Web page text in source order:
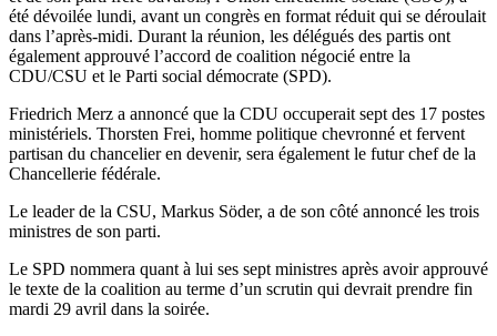
été dévoilée lundi, avant un congrès en format réduit qui se déroulait
dans l’après-midi. Durant la réunion, les délégués des partis ont
également approuvé l’accord de coalition négocié entre la
CDU/CSU et le Parti social démocrate (SPD).
Friedrich Merz a annoncé que la CDU occuperait sept des 17 postes
ministériels. Thorsten Frei, homme politique chevronné et fervent
partisan du chancelier en devenir, sera également le futur chef de la
Chancellerie fédérale.
Le leader de la CSU, Markus Söder, a de son côté annoncé les trois
ministres de son parti.
Le SPD nommera quant à lui ses sept ministres après avoir approuvé
le texte de la coalition au terme d’un scrutin qui devrait prendre fin
mardi 29 avril dans la soirée.